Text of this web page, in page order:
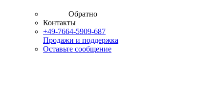
Обратно
Контакты
+49-7664-5909-687
Продажи и поддержка
Оставьте сообщение